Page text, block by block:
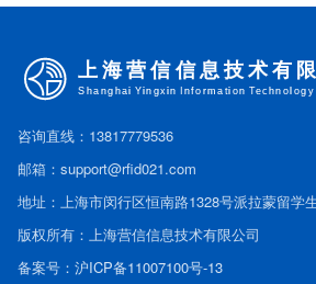
咨询直线：13817779536
邮箱：support@rfid021.com
地址：上海市闵行区恒南路1328号派拉蒙留学
版权所有：上海营信信息技术有限公司
备案号： 沪ICP备11007100号-13